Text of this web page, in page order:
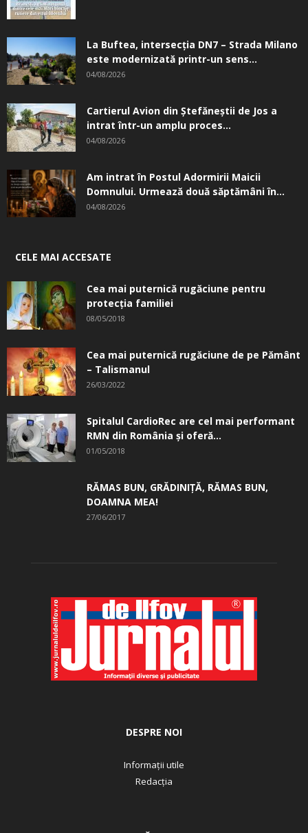
La Buftea, intersecţia DN7 – Strada Milano
este modernizată printr-un sens...
04/08/2026
Cartierul Avion din Ştefăneştii de Jos a
intrat într-un amplu proces...
04/08/2026
Am intrat în Postul Adormirii Maicii
Domnului. Urmează două săptămâni în...
04/08/2026
CELE MAI ACCESATE
Cea mai puternică rugăciune pentru
protecția familiei
08/05/2018
Cea mai puternică rugăciune de pe Pământ
– Talismanul
26/03/2022
Spitalul CardioRec are cel mai performant
RMN din România și oferă...
01/05/2018
RĂMAS BUN, GRĂDINIŢĂ, ­RĂMAS BUN,
DOAMNA MEA!
27/06/2017
DESPRE NOI
Informații utile
Redacția